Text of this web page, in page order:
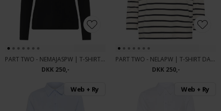
PART TWO - NEMAJASPW | T-SHIRT BLACK
DKK 250,-
PART TWO - NELAPW | T-SHIRT DARK NAVY STR
DKK 250,-
Web + Ry Web + Ry